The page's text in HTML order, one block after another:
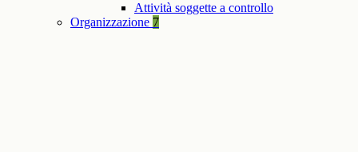
Attività soggette a controllo
Organizzazione 7